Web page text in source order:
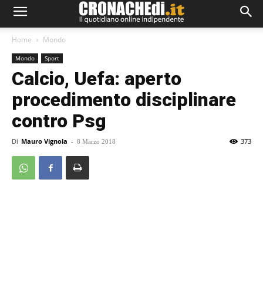
Home Mondo
Mondo Sport
Calcio, Uefa: aperto
procedimento disciplinare
contro Psg
Di Mauro Vignola - 8 Marzo 2018 373